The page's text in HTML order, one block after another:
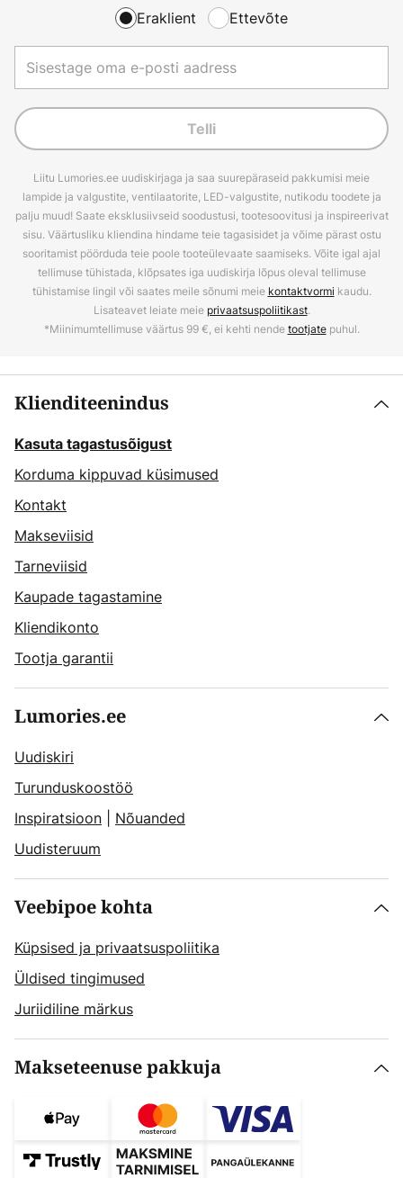
Eraklient Ettevõte
Telli
Liitu Lumories.ee uudiskirjaga ja saa suurepäraseid pakkumisi meie
lampide ja valgustite, ventilaatorite, LED-valgustite, nutikodu toodete ja
palju muud! Saate eksklusiivseid soodustusi, tootesoovitusi ja inspireerivat
sisu. Väärtusliku kliendina hindame teie tagasisidet ja võime pärast ostu
sooritamist pöörduda teie poole tooteülevaate saamiseks. Võite igal ajal
tellimuse tühistada, klõpsates iga uudiskirja lõpus oleval tellimuse
tühistamise lingil või saates meile sõnumi meie kontaktvormi kaudu.
Lisateavet leiate meie privaatsuspoliitikast.
*Miinimumtellimuse väärtus 99 €, ei kehti nendetootjatepuhul.
Klienditeenindus
Kasuta tagastusõigust
Korduma kippuvad küsimused
Kontakt
Makseviisid
Tarneviisid
Kaupade tagastamine
Kliendikonto
Tootja garantii
Lumories.ee
Uudiskiri
Turunduskoostöö
Inspiratsioon
Nõuanded
Uudisteruum
Veebipoe kohta
Küpsised ja privaatsuspoliitika
Üldised tingimused
Juriidiline märkus
Makseteenuse pakkuja